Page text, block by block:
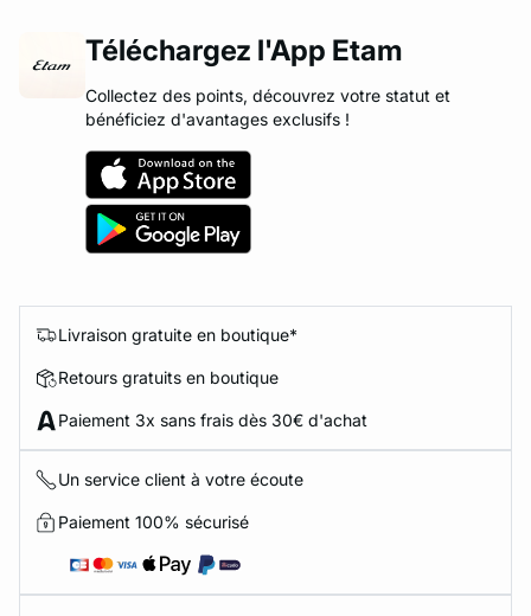
Téléchargez l'App Etam
Collectez des points, découvrez votre statut et
bénéficiez d'avantages exclusifs !
Livraison gratuite en boutique*
Retours gratuits en boutique
Paiement 3x sans frais dès 30€ d'achat
Un service client à votre écoute
Paiement 100% sécurisé